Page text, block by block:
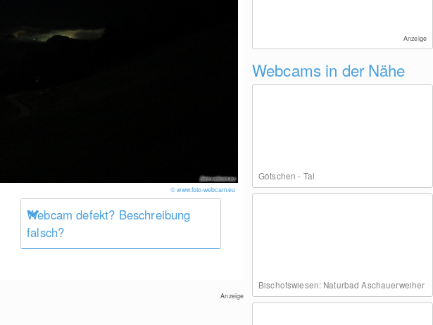
© www.foto-webcam.eu
Webcam defekt? Beschreibung
falsch?
Anzeige
Anzeige
Webcams in der Nähe
Götschen - Tal
Bischofswiesen: Naturbad Aschauerweiher